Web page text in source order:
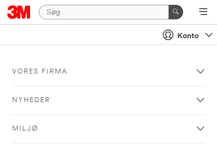
Konto
VORES FIRMA
NYHEDER
MILJØ